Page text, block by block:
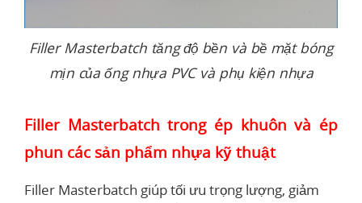
Filler Masterbatch tăng độ bền và bề mặt bóng
mịn của ống nhựa PVC và phụ kiện nhựa
Filler Masterbatch trong ép khuôn và ép
phun các sản phẩm nhựa kỹ thuật
Filler Masterbatch giúp tối ưu trọng lượng, giảm